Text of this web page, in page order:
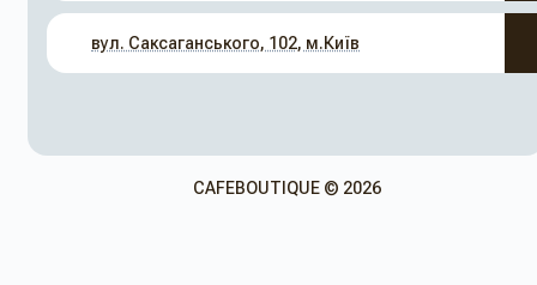
вул. Саксаганського, 102, м.Київ
CAFEBOUTIQUE © 2026